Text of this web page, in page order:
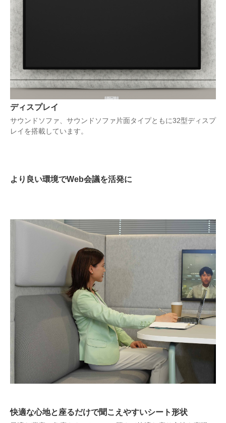
ディスプレイ
サウンドソファ、サウンドソファ片面タイプともに32型ディスプ
レイを搭載しています。
より良い環境でWeb会議を活発に
快適な心地と座るだけで聞こえやすいシート形状